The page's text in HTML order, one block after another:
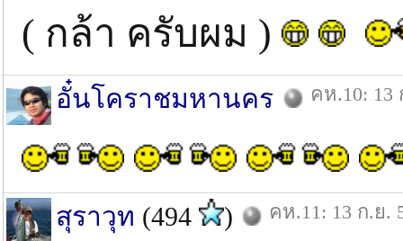
( กล้า ครับผม )
อั๋นโคราชมหานคร คห.10: 13
สุราวุท (494 ) คห.11: 13 ก.ย.